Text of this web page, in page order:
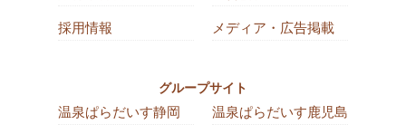
採用情報 メディア・広告掲載
グループサイト
温泉ぱらだいす静岡 温泉ぱらだいす鹿児島